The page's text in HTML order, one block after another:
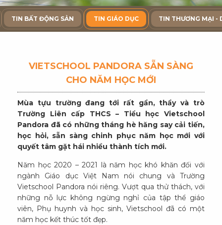
TIN BẤT ĐỘNG SẢN TIN GIÁO DỤC TIN THƯƠNG MẠI -
VIETSCHOOL PANDORA SẴN SÀNG
CHO NĂM HỌC MỚI
Mùa tựu trường đang tới rất gần, thầy và trò
Trường Liên cấp THCS – Tiểu học Vietschool
Pandora đã có những tháng hè hăng say cải tiến,
học hỏi, sẵn sàng chinh phục năm học mới với
quyết tâm gặt hái nhiều thành tích mới.
Năm học 2020 – 2021 là năm học khó khăn đối với
ngành Giáo dục Việt Nam nói chung và Trường
Vietschool Pandora nói riêng. Vượt qua thử thách, với
những nỗ lực không ngừng nghỉ của tập thể giáo
viên, Phụ huynh và học sinh, Vietschool đã có một
năm học kết thúc tốt đẹp.